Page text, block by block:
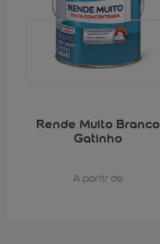
Rende Muito Branco
Gatinho
A partir de